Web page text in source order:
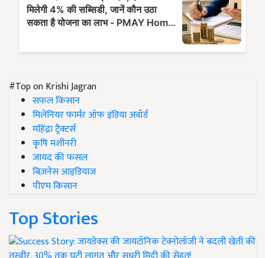
#Top on Krishi Jagran
सफल किसान
मिलेनियर फार्मर ऑफ इंडिया अवॉर्ड
महिंद्रा ट्रैक्टर्स
कृषि मशीनरी
जायद की फसल
बिज़नेस आइडियाज
पीएम किसान
Top Stories